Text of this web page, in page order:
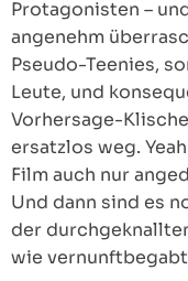
Protagonisten –
angenehm
Pseudo-Teenies,
Leute, und
Vorhersage-
ersatzlos weg.
Film auch nur
Und dann sind es
der
wie